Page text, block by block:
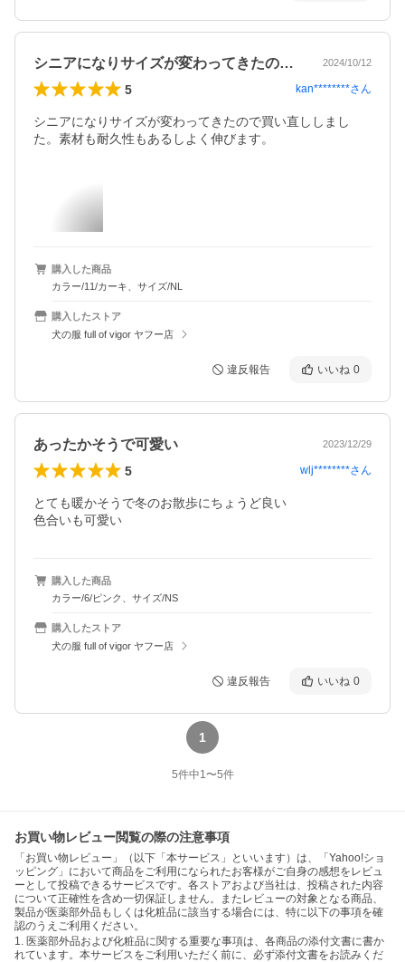
シニアになりサイズが変わってきたので買… 2024/10/12
5 kan********さん
シニアになりサイズが変わってきたので買い直ししまし
た。素材も耐久性もあるしよく伸びます。
購入した商品
カラー/11/カーキ、サイズ/NL
購入したストア
犬の服 full of vigor ヤフー店
違反報告 いいね 0
あったかそうで可愛い 2023/12/29
5 wlj********さん
とても暖かそうで冬のお散歩にちょうど良い
色合いも可愛い
購入した商品
カラー/6/ピンク、サイズ/NS
購入したストア
犬の服 full of vigor ヤフー店
違反報告 いいね 0
1
5件中1〜5件
お買い物レビュー閲覧の際の注意事項
「お買い物レビュー」（以下「本サービス」といいます）は、「Yahoo!ショ
ッピング」において商品をご利用になられたお客様がご自身の感想をレビュ
ーとして投稿できるサービスです。各ストアおよび当社は、投稿された内容
について正確性を含め一切保証しません。またレビューの対象となる商品、
製品が医薬部外品もしくは化粧品に該当する場合には、特に以下の事項を確
認のうえご利用ください。
1. 医薬部外品および化粧品に関する重要な事項は、各商品の添付文書に書か
れています。本サービスをご利用いただく前に、必ず添付文書をお読みくだ